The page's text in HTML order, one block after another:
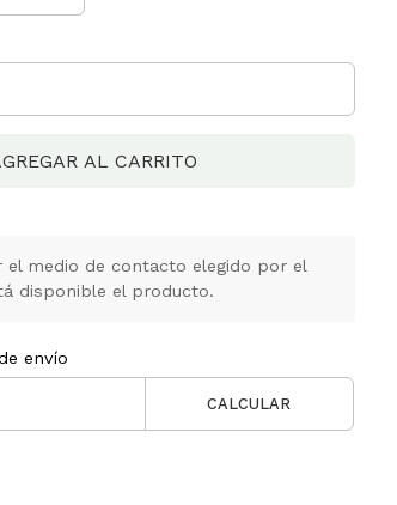
AL CARRITO
el medio de contacto elegido por el
disponible el producto.
envío
CALCULAR